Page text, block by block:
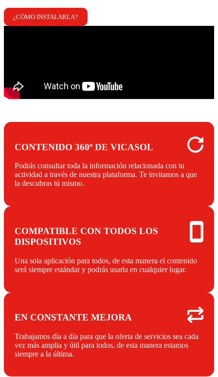
¿CÓMO INSTALARLA?
CONTENIDO 360º DE VICASOL
Podrás consultar toda la información relacionada con tu
actividad a través de nuestra plataforma. Te invitamos a que
la descubras tú mismo.
COMPATIBLE CON TODOS LOS
DISPOSITIVOS
Una sola aplicación para todos, de esta manera el contenido
será siempre estándar y podrás usarla en cualquier lugar.
EN CONSTANTE MEJORA
Trabajamos día a día para que la oferta de servicios sea cada
vez más amplia y útil para todos, de esta manera estamos
siempre a la última.